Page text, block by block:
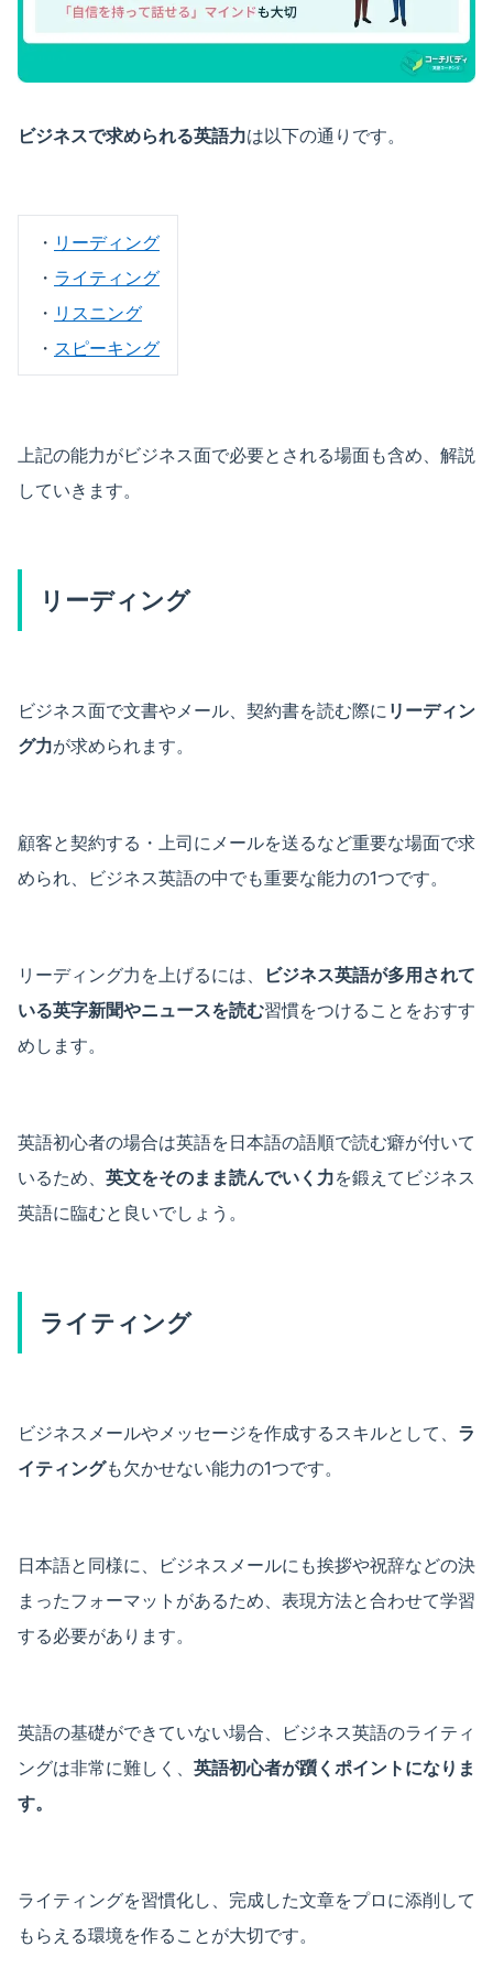
ビジネスで求められる英語力は以下の通りです。
・ リーディング
・ ライティング
・ リスニング
・ スピーキング
上記の能力がビジネス面で必要とされる場面も含め、解説
していきます。
リーディング
ビジネス面で文書やメール、契約書を読む際に リーディン
グ力が求められます。
顧客と契約する・上司にメールを送るなど重要な場面で求
められ、ビジネス英語の中でも重要な能力の1つです。
リーディング力を上げるには、
ビジネス英語が多用されて
いる英字新聞やニュースを読む習慣をつけることをおすす
めします。
英語初心者の場合は英語を日本語の語順で読む癖が付いて
いるため、 英文をそのまま読んでいく力を鍛えてビジネス
英語に臨むと良いでしょう。
ライティング
ビジネスメールやメッセージを作成するスキルとして、 ラ
イティングも欠かせない能力の1つです。
日本語と同様に、ビジネスメールにも挨拶や祝辞などの決
まったフォーマットがあるため、表現方法と合わせて学習
する必要があります。
英語の基礎ができていない場合、ビジネス英語のライティ
ングは非常に難しく、 英語初心者が躓くポイントになりま
す。
ライティングを習慣化し、完成した文章をプロに添削して
もらえる環境を作ることが大切です。